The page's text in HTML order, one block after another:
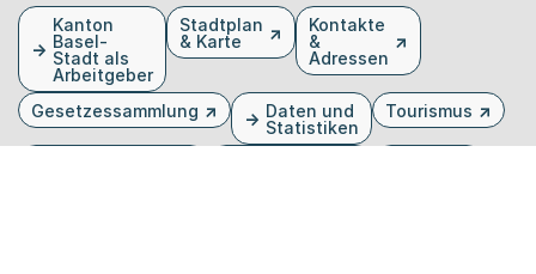
FusszeileKanton
Basel-
Stadt als
Arbeitgeber
Stadtplan
& Karte
Kontakte
&
Adressen
Gesetzessammlung
Daten und
Statistiken
Tourismus